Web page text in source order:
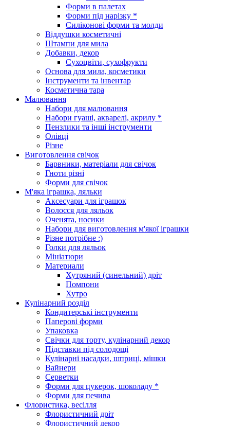
Форми в палетах
Форми під нарізку *
Силіконові форми та молди
Віддушки косметичні
Штампи для мила
Добавки, декор
Сухоцвіти, сухофрукти
Основа для мила, косметики
Інструменти та інвентар
Косметична тара
Малювання
Набори для малювання
Набори гуаші, акварелі, акрилу *
Пензлики та інші інструменти
Олівці
Різне
Виготовлення свічок
Барвники, матеріали для свічок
Гноти різні
Форми для свічок
М'яка іграшка, ляльки
Аксесуари для іграшок
Волосся для ляльок
Оченята, носики
Набори для виготовлення м'якої іграшки
Різне потрібне :)
Голки для ляльок
Мініатюри
Материали
Хутряний (синельний) дріт
Помпони
Хутро
Кулінарний розділ
Кондитерські інструменти
Паперові форми
Упаковка
Свічки для торту, кулінарний декор
Підставки під солодощі
Кулінарні насадки, шприці, мішки
Вайнери
Серветки
Форми для цукерок, шоколаду *
Форми для печива
Флористика, весілля
Флористичний дріт
Флористичний декор